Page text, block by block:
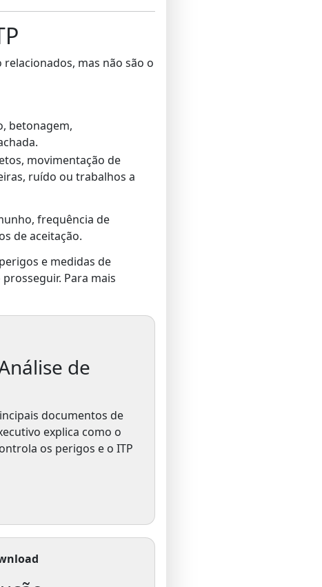
relacionados, mas não são o
betonagem,
movimentação de
ruído ou trabalhos a
frequência de
de aceitação.
e medidas de
Para mais
de
documentos de
explica como o
os perigos e o ITP